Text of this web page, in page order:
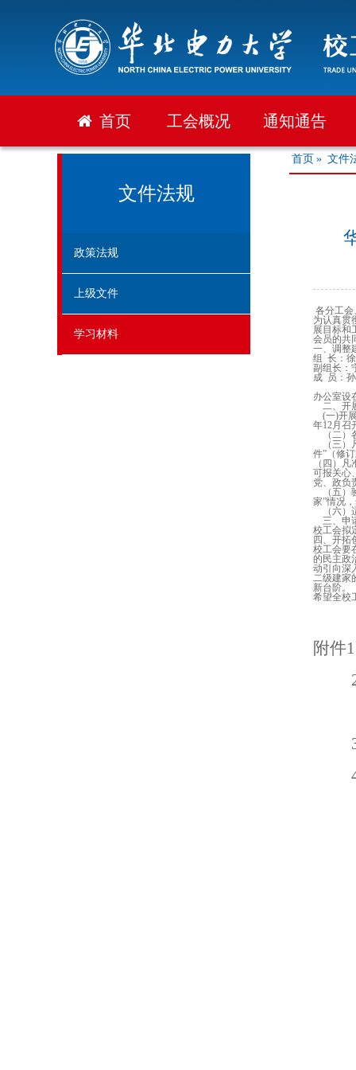
首页 工会概况 通知通告
文件法规
政策法规
上级文件
学习材料
首页 » 文件
各分工会
为认真贯
展目标和
会员的共
一、调整
组 长：
副组长：
成 员：
办公室设
二、开
(一)开
年12月召
（二
（三）
件”（修
（四）
可报关心
党、政负
（五
家”情况
（六
三、申
校工会拟
四、开拓
校工会要
的民主政
动引向深
二级建家
新台阶。
希望全校
附件1